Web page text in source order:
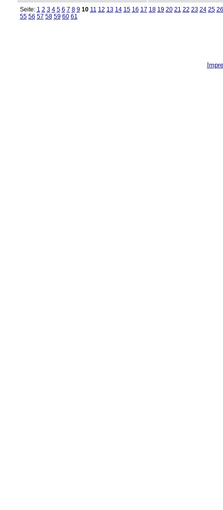
Seite: 1 2 3 4 5 6 7 8 9 10 11 12 13 14 15 16 17 18 19 20 21 22 23 24 25 26
55 56 57 58 59 60 61